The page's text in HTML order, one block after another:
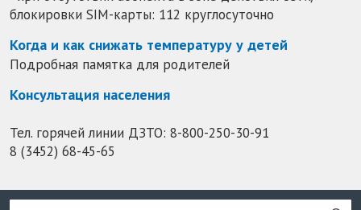
блокировки SIM-карты: 112 круглосуточно
Когда и как снижать температуру у детей
Подробная памятка для родителей
Консультация населения
Тел. горячей линии ДЗТО: 8-800-250-30-91
8 (3452) 68-45-65